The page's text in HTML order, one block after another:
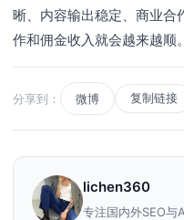
晰、内容输出稳定、商业合
作和佣金收入就会越来越顺。
分享到： 微博 复制链接
lichen360
专注国内外SEO与